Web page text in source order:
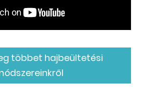
többet hajbeültetési